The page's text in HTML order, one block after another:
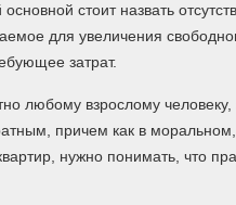
стоит назвать
для увеличения
затрат.
любому взрослому человеку,
причем как в моральном,
нужно понимать, что